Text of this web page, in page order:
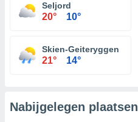
Seljord
20° 10°
Skien-Geiteryggen
21° 14°
Nabijgelegen plaatsen